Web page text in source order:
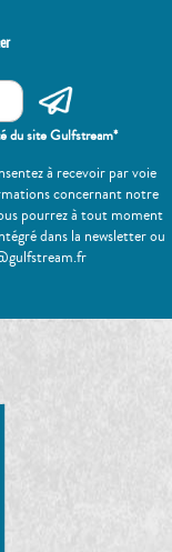
du site Gulfstream*
à recevoir par voie
concernant notre
pourrez à tout moment
dans la newsletter ou